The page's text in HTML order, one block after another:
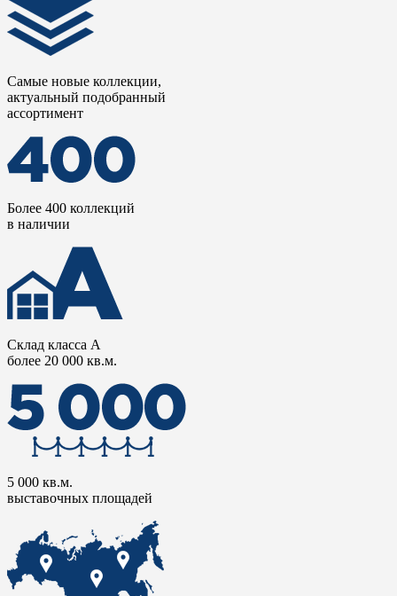
Самые новые коллекции,
актуальный подобранный
ассортимент
Более 400 коллекций
в наличии
Склад класса А
более 20 000 кв.м.
5 000 кв.м.
выставочных площадей